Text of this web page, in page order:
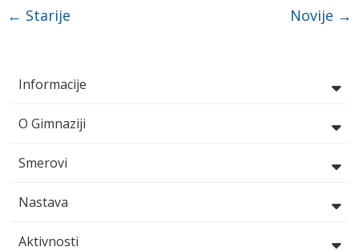
Informacije
O Gimnaziji
Smerovi
Nastava
Aktivnosti
Post navigation
← Starije Novije →